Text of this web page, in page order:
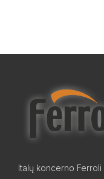
Italų koncerno